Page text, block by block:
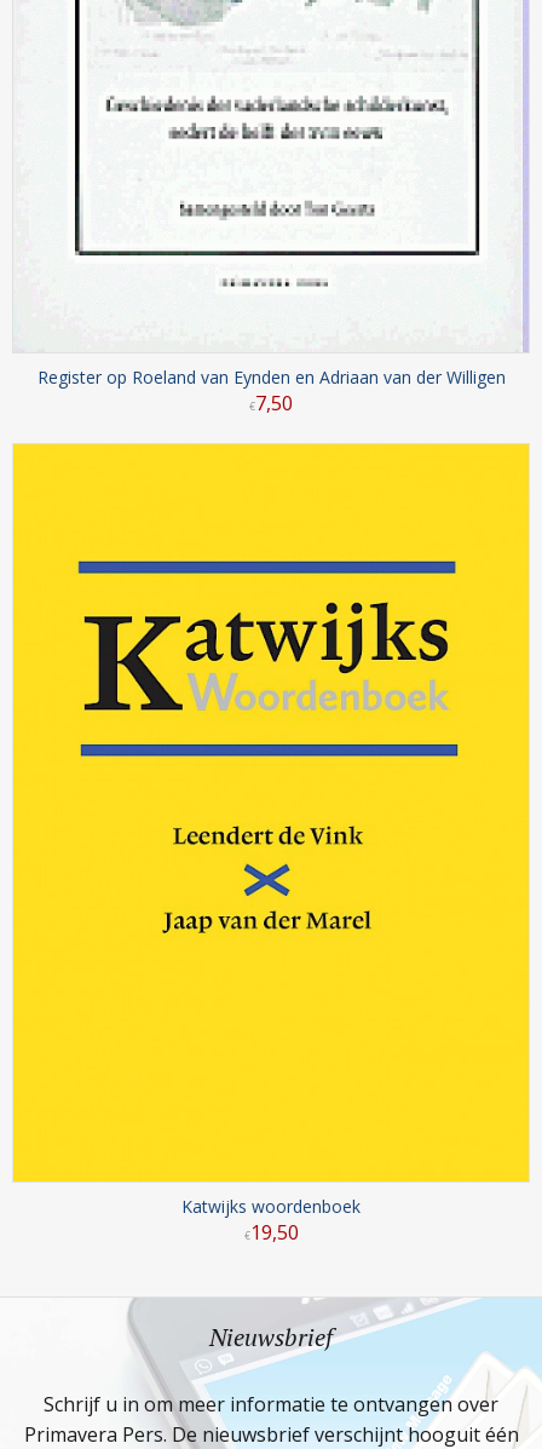
Register op Roeland van Eynden en Adriaan van der Willigen
€7,50
Katwijks woordenboek
€19,50
Nieuwsbrief
Schrijf u in om meer informatie te ontvangen over
Primavera Pers. De nieuwsbrief verschijnt hooguit één